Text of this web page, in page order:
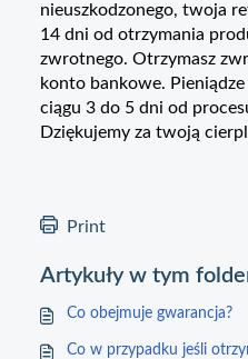
nieuszkodzonego, twoja
14 dni od otrzymania
zwrotnego. Otrzymasz
konto bankowe.
ciągu 3 do 5 dni od
Dziękujemy za twoją
Print
Artykuły w tym
Co obejmuje gwarancja?
Co w przypadku jeśli